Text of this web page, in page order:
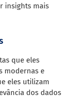
insights mais
que eles
modernas e
eles utilizam
dos dados